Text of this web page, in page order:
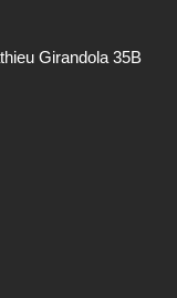
Girandola 35B